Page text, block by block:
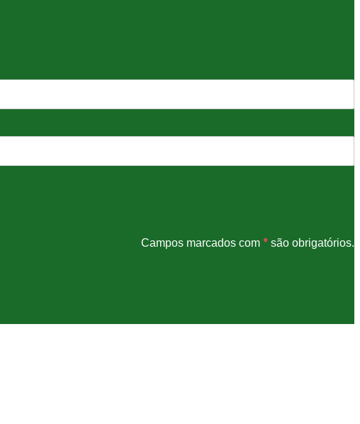
Campos marcados com *são obrigatórios.